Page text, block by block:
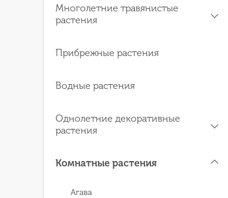
Многолетние травянистые
растения
Прибрежные растения
Водные растения
Однолетние декоративные
растения
Комнатные растения
Агава